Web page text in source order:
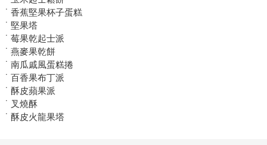
˙ 香蕉堅果杯子蛋糕
˙ 堅果塔
˙ 莓果乾起士派
˙ 燕麥果乾餅
˙ 南瓜戚風蛋糕捲
˙ 百香果布丁派
˙ 酥皮蘋果派
˙ 叉燒酥
˙ 酥皮火龍果塔